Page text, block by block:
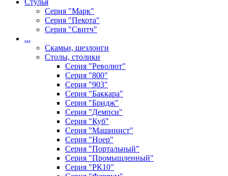
Стулья
Серия "Марк"
Серия "Пекота"
Серия "Свитч"
...
Скамьи, шезлонги
Столы, столики
Серия "Револют"
Серия "800"
Серия "903"
Серия "Баккара"
Серия "Бридж"
Серия "Демпси"
Серия "Куб"
Серия "Машинист"
Серия "Ноер"
Серия "Портальный"
Серия "Промышленный"
Серия "РК10"